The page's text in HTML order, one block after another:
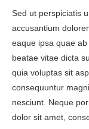
Sed ut perspiciatis
accusantium
eaque ipsa quae
beatae vitae dicta
quia voluptas sit
consequuntur
nesciunt. Neque
dolor sit amet,